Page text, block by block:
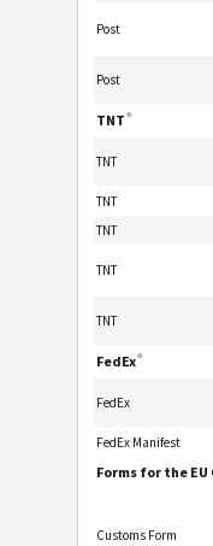
Post
Post
TNT®
TNT
TNT
TNT
TNT
TNT
FedEx®
FedEx
FedEx Manifest
Forms for the
Customs Form